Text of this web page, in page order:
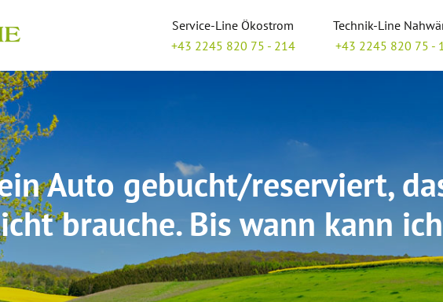
Service-Line Ökostrom
+43 2245 820 75 - 214
Technik-Line
+43 2245 820 75 -
Auto gebucht/reserviert,
brauche. Bis wann kann